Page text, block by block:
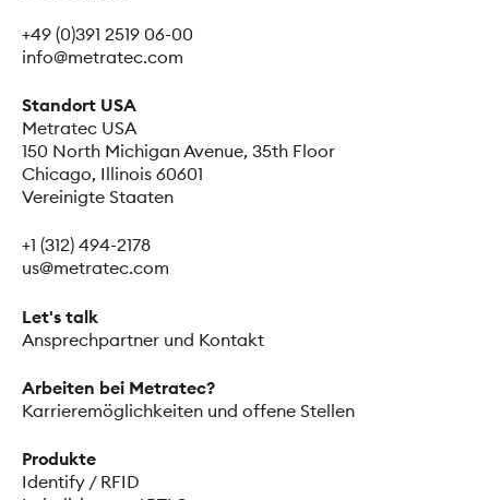
+49 (0)391 2519 06-00
info@metratec.com
Standort USA
Metratec USA
150 North Michigan Avenue, 35th Floor
Chicago, Illinois 60601
Vereinigte Staaten
+1 (312) 494-2178
us@metratec.com
Let's talk
Ansprechpartner und Kontakt
Arbeiten bei Metratec?
Karrieremöglichkeiten und offene Stellen
Produkte
Identify / RFID